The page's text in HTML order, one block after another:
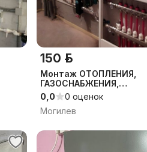
150 р.
Монтаж ОТОПЛЕНИЯ,
ГАЗОСНАБЖЕНИЯ,
ВОДОСНАБЖЕНИЯ и
КАНАЛИЗАЦИИ частного
дома , квартиры
0,0
0 оценок
Могилев